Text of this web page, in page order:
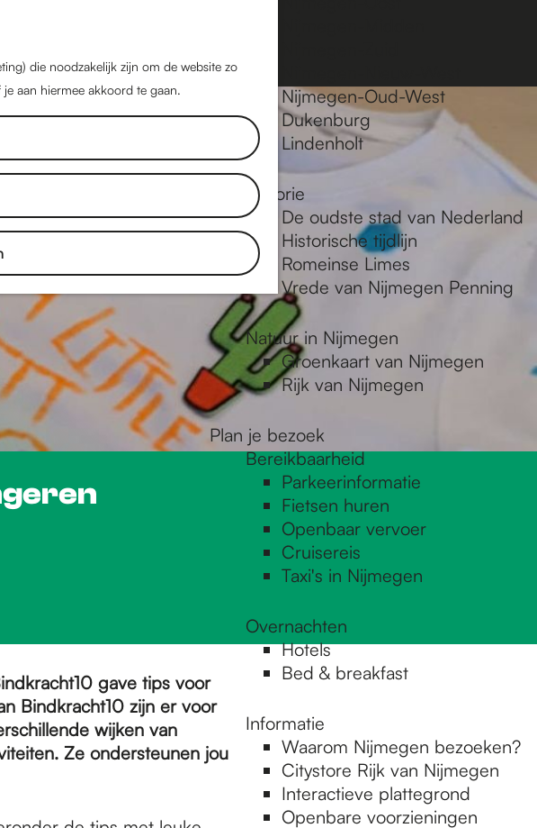
die noodzakelijk zijn om de website zo
aan hiermee akkoord te gaan.
o
e
k
n
a
a
r
M
n
Nijmegen-Oud-West
Dukenburg
Lindenholt
Historie
De oudste stad van Nederland
Historische tijdlijn
Romeinse Limes
Vrede van Nijmegen Penning
Natuur in Nijmegen
Groenkaart van Nijmegen
Rijk van Nijmegen
Plan je bezoek
Bereikbaarheid
Parkeerinformatie
Fietsen huren
Openbaar vervoer
Cruisereis
Taxi's in Nijmegen
Overnachten
Hotels
Bed & breakfast
Informatie
Waarom Nijmegen bezoeken?
Citystore Rijk van Nijmegen
Interactieve plattegrond
Openbare voorzieningen
gave tips voor
Bindkracht10 zijn er voor
wijken van
Ze ondersteunen jou